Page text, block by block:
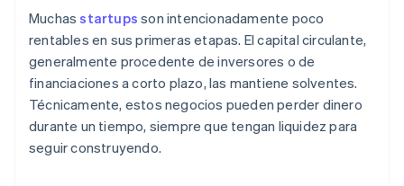
Muchasstartups son intencionadamente poco
rentables en sus primeras etapas. El capital circulante,
generalmente procedente de inversores o de
financiaciones a corto plazo, las mantiene solventes.
Técnicamente, estos negocios pueden perder dinero
durante un tiempo, siempre que tengan liquidez para
seguir construyendo.